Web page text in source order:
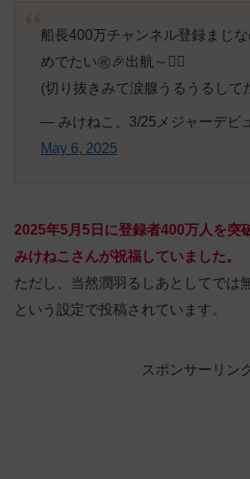
船長400万チャンネル登録まじ
めでたい㊗️🎉出航～🏴‍☠️
(切り抜きみて涙腺うるうるして
— みけねこ。3/25メジャーデビ
May 6, 2025
2025年5月5日に登録者400万人を突
みけねこさんが祝福していました。
ただし、当然潤羽るしあとしてでは
という設定で投稿されています。
スポンサーリン